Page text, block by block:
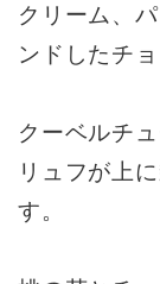
クリーム、
ンドしたチョ
クーベルチ
リュフが上
す。